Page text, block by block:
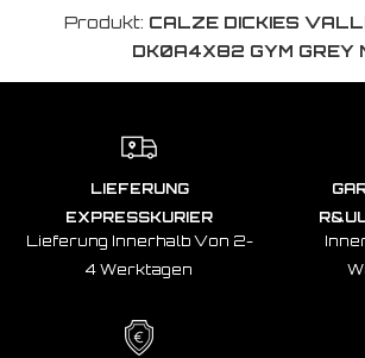
Produkt: CALZE DICKIES
DK0A4X82 GYM GREY
LIEFERUNG
EXPRESSKURIER
Lieferung Innerhalb Von 2-
4 Werktagen